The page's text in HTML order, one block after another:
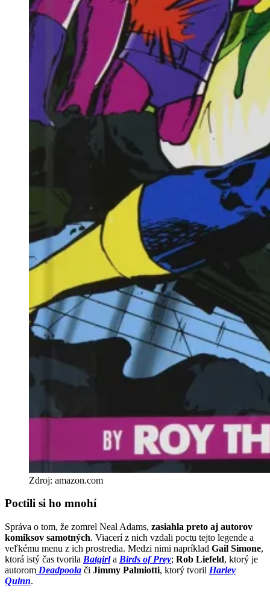
Zdroj: amazon.com
Poctili si ho mnohí
Správa o tom, že zomrel Neal Adams, zasiahla preto aj autorov
komiksov samotných. Viacerí z nich vzdali poctu tejto legende a
veľkému menu z ich prostredia. Medzi nimi napríklad Gail Simone,
ktorá istý čas tvorila Batgirla Birds of Prey; Rob Liefeld, ktorý je
autorom Deadpoola či Jimmy Palmiotti, ktorý tvoril Harley
Quinn.